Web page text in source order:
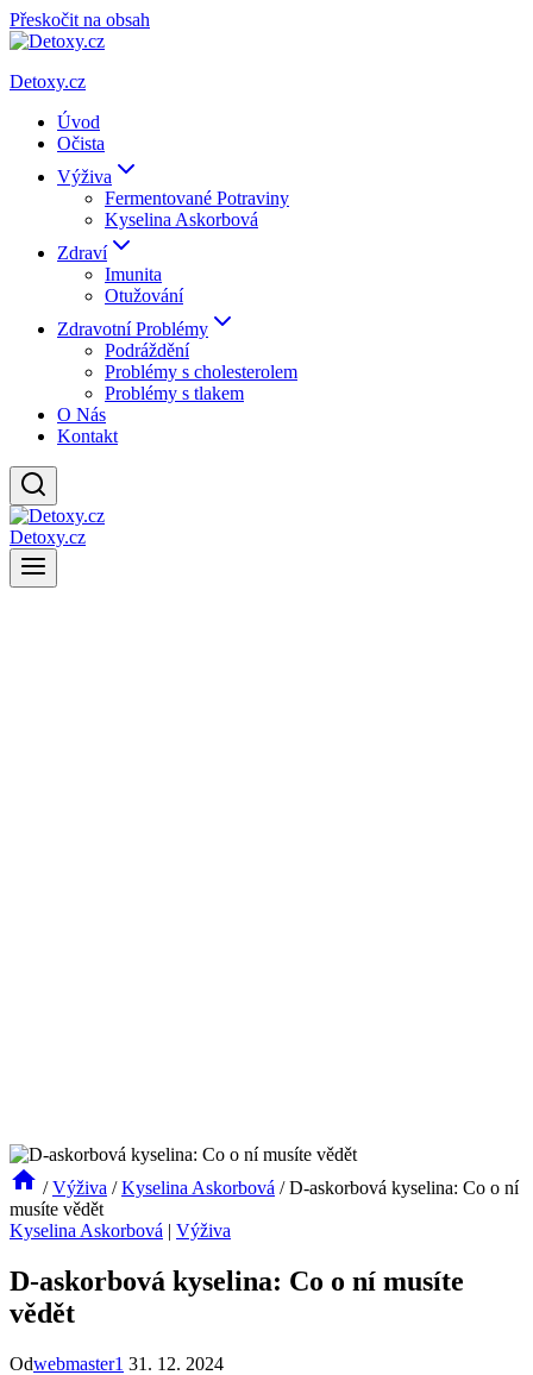
Přeskočit na obsah
Detoxy.cz
Úvod
Očista
Výživa
Fermentované Potraviny
Kyselina Askorbová
Zdraví
Imunita
Otužování
Zdravotní Problémy
Podráždění
Problémy s cholesterolem
Problémy s tlakem
O Nás
Kontakt
Detoxy.cz
/ Výživa / Kyselina Askorbová / D-askorbová kyselina: Co o ní
musíte vědět
Kyselina Askorbová | Výživa
D-askorbová kyselina: Co o ní musíte
vědět
Odwebmaster1 31. 12. 2024